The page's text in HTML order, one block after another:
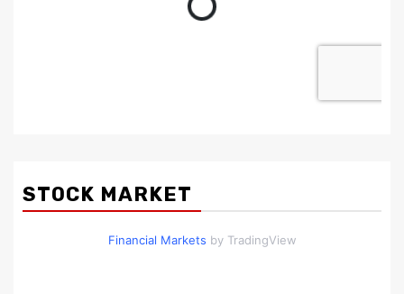
STOCK MARKET
Financial Markets by TradingView